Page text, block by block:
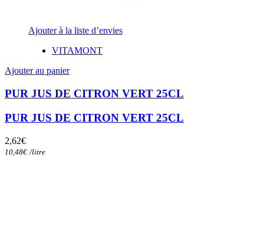
Ajouter à la liste d’envies
VITAMONT
Ajouter au panier
PUR JUS DE CITRON VERT 25CL
PUR JUS DE CITRON VERT 25CL
2,62€
10,48€ /litre